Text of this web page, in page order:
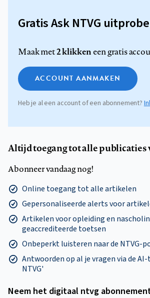
Gratis Ask NTVG
Maak met2 klikkeneen gratis
ACCOUNT AANMAKEN
Heb je al een account of een abonnement?
Altijd toegang tot alle publicaties
Abonneer vandaag nog!
Online toegang tot alle artikelen
Gepersonaliseerde alerts voor
Artikelen voor opleiding en
geaccrediteerde toetsen
Onbeperkt luisteren naar de NTVG-
Antwoorden op al je vragen via de
NTVG'
Neem het digitaal ntvg